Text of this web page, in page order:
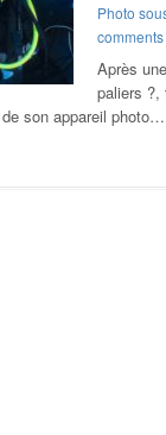
Photo
comments
Après
paliers ?,
son appareil